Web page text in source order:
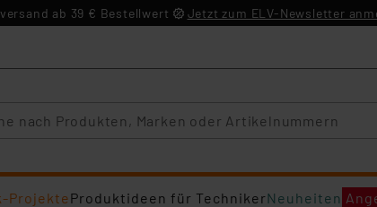
ab 39 € Bestellwert Jetzt zum ELV-Newsletter
ProjekteProduktideen für TechnikerNeuheiten